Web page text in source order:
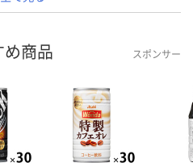
商品 スポンサー